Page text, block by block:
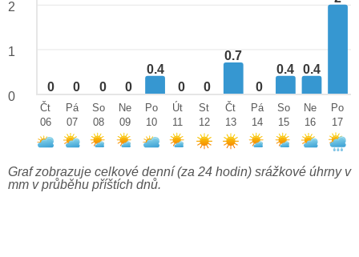
0 0 0 0
0.4
0 0
0.7
0
0.4 0.4
2
1
0
Čt
06
Pá
07
So
08
Ne
09
Po
10
Út
11
St
12
Čt
13
Pá
14
So
15
Ne
16
Po
17
Graf zobrazuje celkové denní (za 24 hodin) srážkové úhrny v
mm v průběhu příštích dnů.